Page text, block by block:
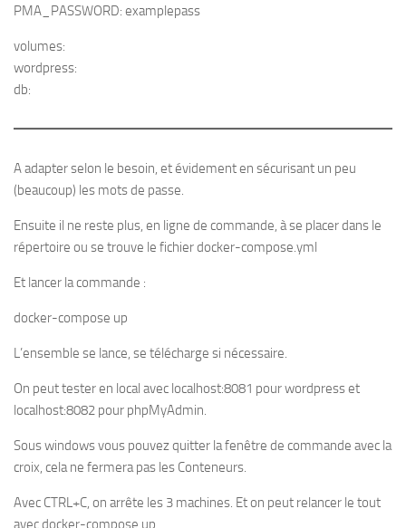
PMA_PASSWORD: examplepass
volumes:
wordpress:
db:
A adapter selon le besoin, et évidement en sécurisant un peu
(beaucoup) les mots de passe.
Ensuite il ne reste plus, en ligne de commande, à se placer dans le
répertoire ou se trouve le fichier docker-compose.yml
Et lancer la commande :
docker-compose up
L’ensemble se lance, se télécharge si nécessaire.
On peut tester en local avec localhost:8081 pour wordpress et
localhost:8082 pour phpMyAdmin.
Sous windows vous pouvez quitter la fenêtre de commande avec la
croix, cela ne fermera pas les Conteneurs.
Avec CTRL+C, on arrête les 3 machines. Et on peut relancer le tout
avec docker-compose up